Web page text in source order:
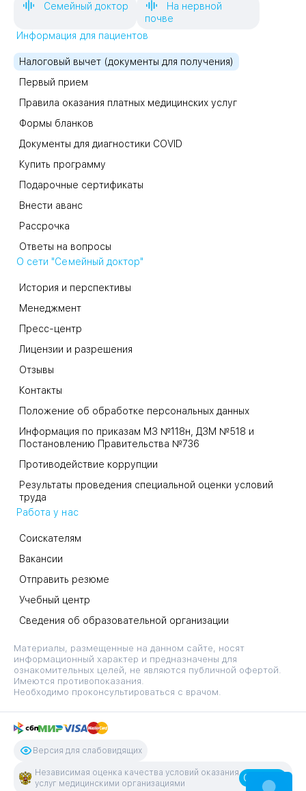
Семейный доктор
На нервной
почве
Информация для пациентов
Налоговый вычет (документы для получения)
Первый прием
Правила оказания платных медицинских услуг
Формы бланков
Документы для диагностики COVID
Купить программу
Подарочные сертификаты
Внести аванс
Рассрочка
Ответы на вопросы
О сети "Семейный доктор"
История и перспективы
Менеджмент
Пресс-центр
Лицензии и разрешения
Отзывы
Контакты
Положение об обработке персональных данных
Информация по приказам МЗ №118н, ДЗМ №518 и
Постановлению Правительства №736
Противодействие коррупции
Результаты проведения специальной оценки условий
труда
Работа у нас
Соискателям
Вакансии
Отправить резюме
Учебный центр
Сведения об образовательной организации
Материалы, размещенные на данном сайте, носят
информационный характер и предназначены для
ознакомительных целей, не являются публичной офертой.
Имеются противопоказания.
Необходимо проконсультироваться с врачом.
Версия для слабовидящих
Независимая оценка качества условий оказания
услуг медицинскими организациями
Оценить